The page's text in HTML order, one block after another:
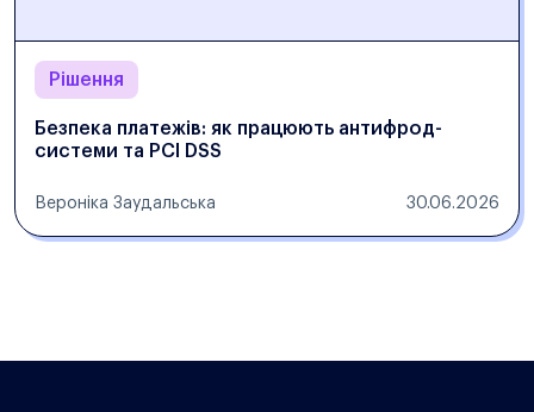
Рішення
Безпека платежів: як працюють антифрод-
системи та PCI DSS
Вероніка Заудальська 30.06.2026